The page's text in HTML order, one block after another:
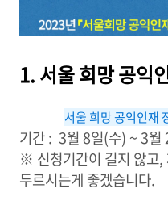
1. 서울 희망 공익
서울 희망 공익인재
기간 : 3월 8일(수) ~ 3
※ 신청기간이 길지 않고,
두르시는게 좋겠습니다.